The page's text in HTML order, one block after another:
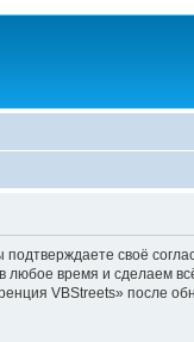
своё
время и сделаем
VBStreets» после